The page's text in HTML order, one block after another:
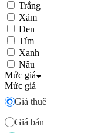
Trắng
Xám
Đen
Tím
Xanh
Nâu
Mức giá
Mức giá
Giá thuê
Giá bán